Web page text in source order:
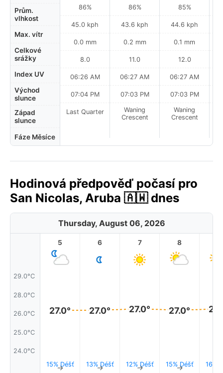
Prům.
vlhkost
Max. vítr
Celkové
srážky
Index UV
Východ
slunce
Západ
slunce
Fáze Měsíce
86%
45.0 kph
0.0 mm
8.0
06:26 AM
07:04 PM
Last Quarter
86%
43.6 kph
0.2 mm
11.0
06:27 AM
07:03 PM
Waning
Crescent
85%
44.6 kph
0.1 mm
12.0
06:27 AM
07:03 PM
Waning
Crescent
Hodinová předpověď počasí pro
San Nicolas, Aruba 🇦🇼 dnes
Thursday, August 06, 2026
29.0°C
28.0°C
26.0°C
25.0°C
24.0°C
5
27.0°
15% Déšť
↑
6
27.0°
13% Déšť
↑
7
27.0°
12% Déšť
↑
8
27.0°
15% Déšť
↑ 16%